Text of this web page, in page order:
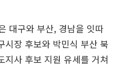
대구와 부산, 경남을 잇따
시장 후보와 박민식 부산 북
지사 후보 지원 유세를 거쳐